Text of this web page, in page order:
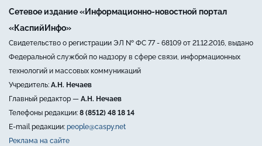
Сетевое издание «Информационно-новостной портал
«КаспийИнфо»
Свидетельство о регистрации ЭЛ № ФС 77 - 68109 от 21.12.2016, выдано
Федеральной службой по надзору в сфере связи, информационных
технологий и массовых коммуникаций
Учредитель: А.Н. Нечаев
Главный редактор — А.Н. Нечаев
Телефоны редакции: 8 (8512) 48 18 14
E-mail редакции: people@caspy.net
Реклама на сайте